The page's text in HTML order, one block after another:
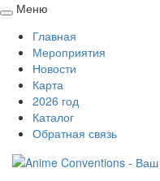
Свернуть
развернуть
Меню
Главная
Мероприятия
Новости
Карта
2026 год
Каталог
Обратная связь